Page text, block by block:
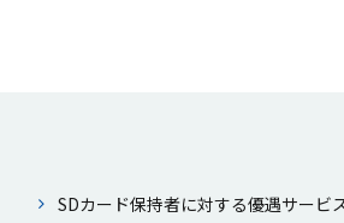
SDカード保持者に対する優遇サービ